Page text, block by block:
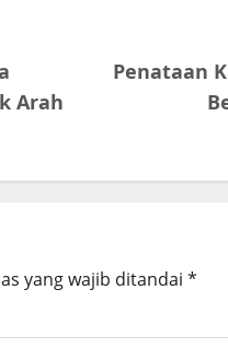
Arah
Penataan
yang wajib ditandai *